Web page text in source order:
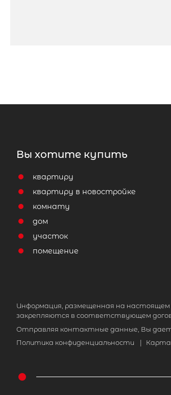
Вы хотите купить
квартиру
квартиру в новостройке
комнату
дом
участок
помещение
Информация, размещенная на настоящем
закрепляются в соответствующем
Отправляя контактные данные, Вы
Политика конфиденциальности